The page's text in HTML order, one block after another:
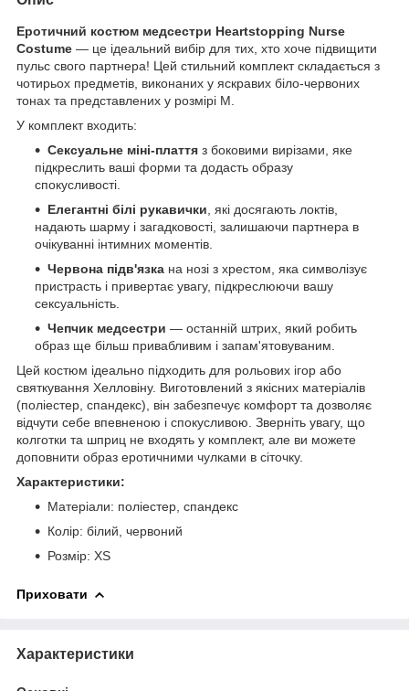
Еротичний костюм медсестри Heartstopping Nurse
Costume — це ідеальний вибір для тих, хто хоче підвищити
пульс свого партнера! Цей стильний комплект складається з
чотирьох предметів, виконаних у яскравих біло-червоних
тонах та представлених у розмірі М.
У комплект входить:
Сексуальне міні-плаття з боковими вирізами, яке
підкреслить ваші форми та додасть образу
спокусливості.
Елегантні білі рукавички , які досягають локтів,
надають шарму і загадковості, залишаючи партнера в
очікуванні інтимних моментів.
Червона підв'язка на нозі з хрестом, яка символізує
пристрасть і привертає увагу, підкреслюючи вашу
сексуальність.
Чепчик медсестри — останній штрих, який робить
образ ще більш привабливим і запам'ятовуваним.
Цей костюм ідеально підходить для рольових ігор або
святкування Хелловіну. Виготовлений з якісних матеріалів
(поліестер, спандекс), він забезпечує комфорт та дозволяє
відчути себе впевненою і спокусливою. Зверніть увагу, що
колготки та шприц не входять у комплект, але ви можете
доповнити образ еротичними чулками в сіточку.
Характеристики:
Матеріали: поліестер, спандекс
Колір: білий, червоний
Розмір: XS
Приховати
Характеристики